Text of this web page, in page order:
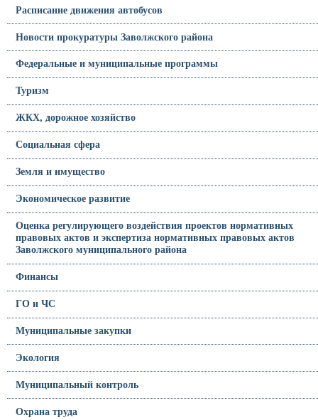
Расписание движения автобусов
Новости прокуратуры Заволжского района
Федеральные и муниципальные программы
Туризм
ЖКХ, дорожное хозяйство
Социальная сфера
Земля и имущество
Экономическое развитие
Оценка регулирующего воздействия проектов нормативных
правовых актов и экспертиза нормативных правовых актов
Заволжского муниципального района
Финансы
ГО и ЧС
Муниципальные закупки
Экология
Муниципальный контроль
Охрана труда